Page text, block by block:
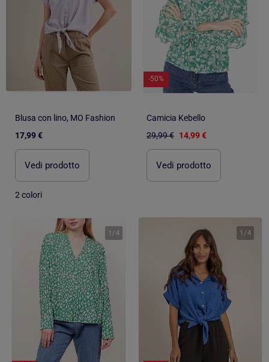
Blusa con lino, MO Fashion
17,99 €
Vedi prodotto
2 colori
-50%
Camicia Kebello
29,99 € 14,99 €
Vedi prodotto
1 /4 1 /4